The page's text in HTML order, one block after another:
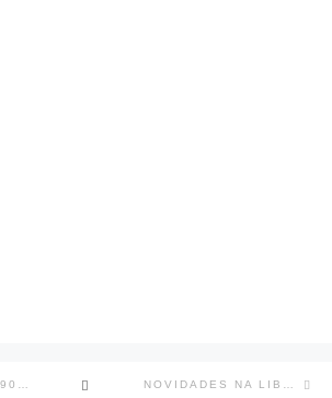
OZU YASUJIRO (1903-1963) NOVIDADES NA LIBERDADE